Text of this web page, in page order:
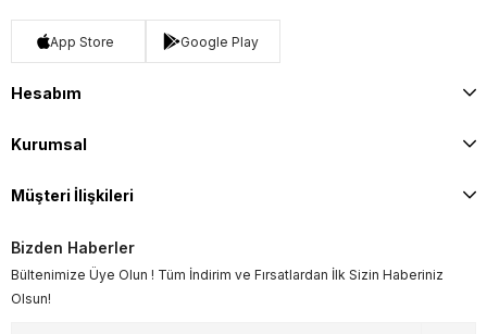
App Store Google Play
Hesabım
Kurumsal
Müşteri İlişkileri
Bizden Haberler
Bültenimize Üye Olun ! Tüm İndirim ve Fırsatlardan İlk Sizin Haberiniz
Olsun!